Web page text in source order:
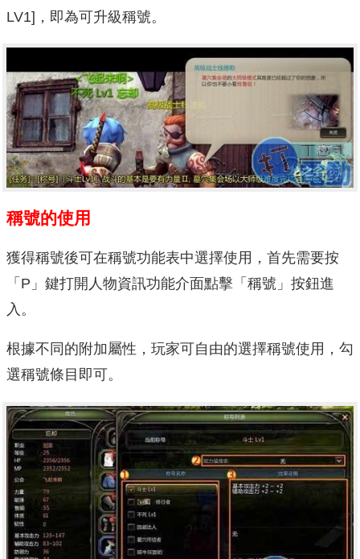
LV1]，即為可升級稱號。
稱號的使用
獲得稱號後可在稱號功能表中選擇使用，首先需要按
「P」鍵打開人物資訊功能介面點擊「稱號」按鈕進
入。
根據不同的附加屬性，玩家可自由的選擇稱號使用，勾
選稱號條目即可。